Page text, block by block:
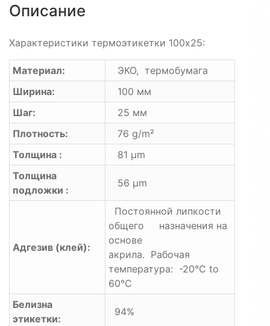
Описание
Характеристики термоэтикетки 100х25:
Материал:
ЭКО, термобумага
Ширина:
100 мм
Шаг:
25 мм
Плотность:
76 g/m²
Толщина :
81 μm
Толщина
подложки :
56 μm
Адгезив (клей):
Постоянной липкости
общего назначения на
основе
акрила. Рабочая
температура: -20°C to
60°C
Белизна
этикетки:
94%